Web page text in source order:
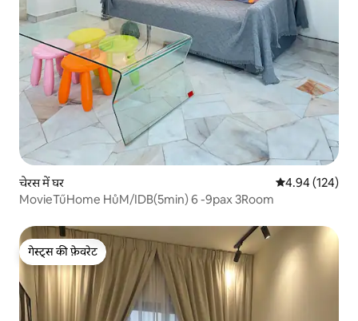
चेरस में घर औसत रेटिंग 5 में से
4.94 (124)
MovieTűHome HůM/IDB(5min) 6 -9pax 3Room
गेस्ट्स की फ़ेवरेट
गेस्ट्स की फ़ेवरेट